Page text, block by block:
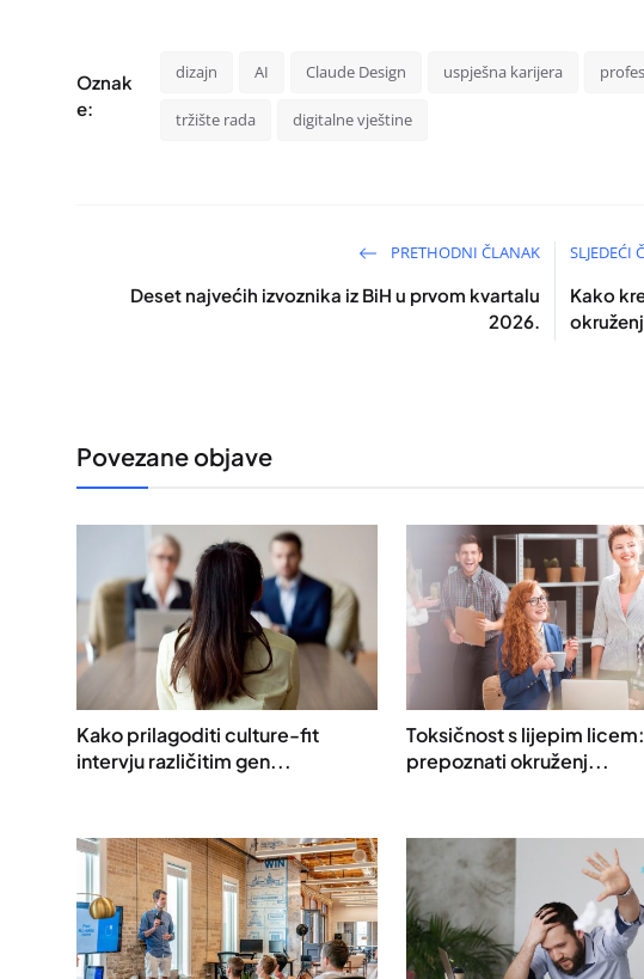
Oznak
e:
dizajn AI Claude Design uspješna karijera
tržište rada digitalne vještine
PRETHODNI ČLANAK
Deset najvećih izvoznika iz BiH u prvom kvartalu
2026.
SLJEDEĆI
Kako
Povezane objave
Kako prilagoditi culture-fit
intervju različitim gen...
Toksičnost s lijepim
prepoznati okruženj...